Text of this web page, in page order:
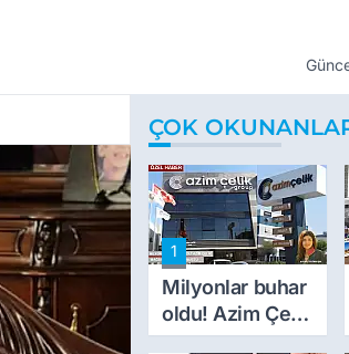
ÇOK
1
Milyonlar buhar
oldu! Azim Çelik
inşaat mağduru